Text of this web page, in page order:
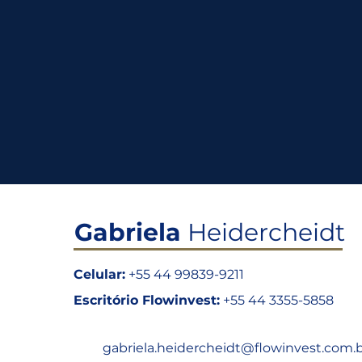
Gabriela Heidercheidt
Celular: +55 44 99839-9211
Escritório Flowinvest: +55 44 3355-5858